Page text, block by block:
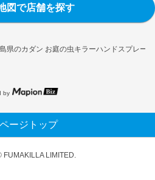
県のカダン お庭の虫キラーハンドスプレー
図で店舗を探す
by
ページトップ
LIMITED.